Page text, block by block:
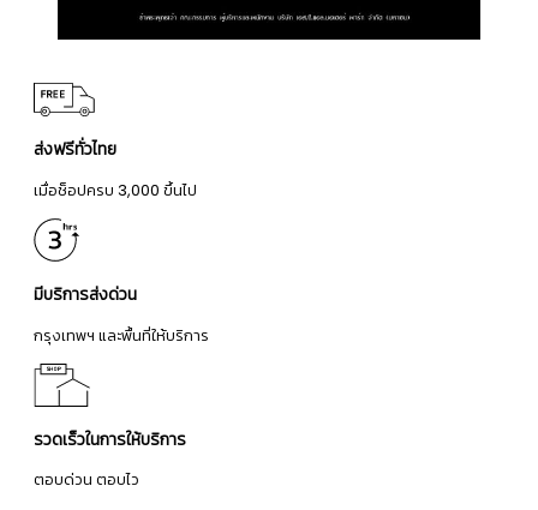
ส่งฟรีทั่วไทย
เมื่อช็อปครบ 3,000 ขึ้นไป
มีบริการส่งด่วน
กรุงเทพฯ และพื้นที่ให้บริการ
รวดเร็วในการให้บริการ
ตอบด่วน ตอบไว